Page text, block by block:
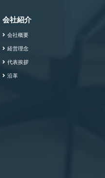
会社紹介
会社概要
経営理念
代表挨拶
沿革